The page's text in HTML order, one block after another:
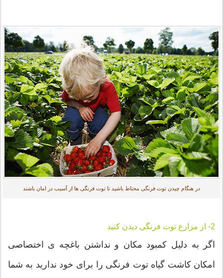
در هنگام چیدن توت فرنگی محتاط باشید تا توت فرنگی ها از آسیب در امان باشند
2- از مزارع توت فرنگی دیدن کنید
اگر به دلیل کمبود مکان و نداشتن باغچه ی اختصاصی
امکان کاشت گیاه توت فرنگی را برای خود ندارید به شما